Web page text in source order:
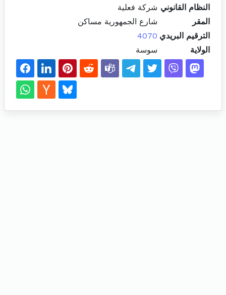
النظام القانوني شركة فعلية
المقر
شارع الجمهورية مساكن
الترقيم البريدي 4070
الولاية
سوسة